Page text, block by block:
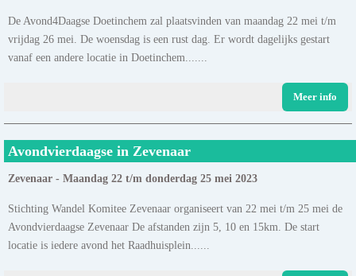
De Avond4Daagse Doetinchem zal plaatsvinden van maandag 22 mei t/m
vrijdag 26 mei. De woensdag is een rust dag. Er wordt dagelijks gestart
vanaf een andere locatie in Doetinchem.......
Meer info
Avondvierdaagse in Zevenaar
Zevenaar - Maandag 22 t/m donderdag 25 mei 2023
Stichting Wandel Komitee Zevenaar organiseert van 22 mei t/m 25 mei de
Avondvierdaagse Zevenaar De afstanden zijn 5, 10 en 15km. De start
locatie is iedere avond het Raadhuisplein......